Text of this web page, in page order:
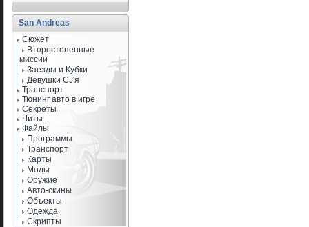
San Andreas
Сюжет
Второстепенные
миссии
Заезды и Кубки
Девушки CJ'я
Транспорт
Тюнинг авто в игре
Секреты
Читы
Файлы
Программы
Транспорт
Карты
Моды
Оружие
Авто-скины
Объекты
Одежда
Скрипты